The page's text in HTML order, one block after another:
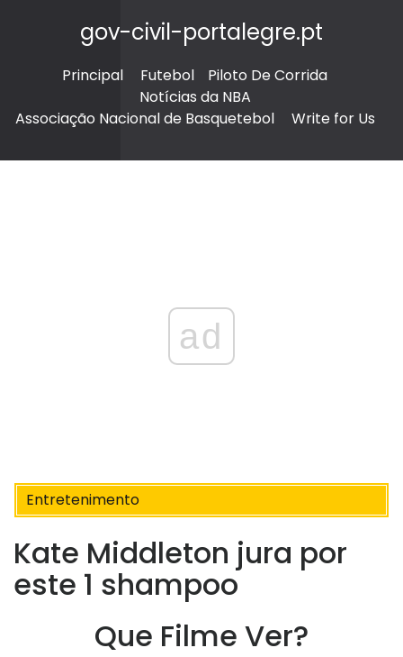
gov-civil-portalegre.pt
Principal Futebol
Piloto De Corrida
Notícias da NBA
Associação Nacional de Basquetebol
Write for Us
ad
Entretenimento
Kate Middleton jura por
este 1 shampoo
Que Filme Ver?